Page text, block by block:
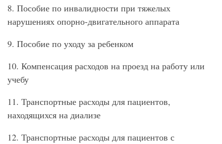
8. Пособие по инвалидности при тяжелых
нарушениях опорно-двигательного аппарата
9. Пособие по уходу за ребенком
10. Компенсация расходов на проезд на работу или
учебу
11. Транспортные расходы для пациентов,
находящихся на диализе
12. Транспортные расходы для пациентов с